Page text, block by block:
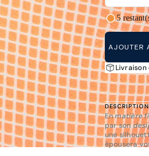
5
AJOUTER
Livraison
DESCRIPTION
Enmatière
par son
une
épousera